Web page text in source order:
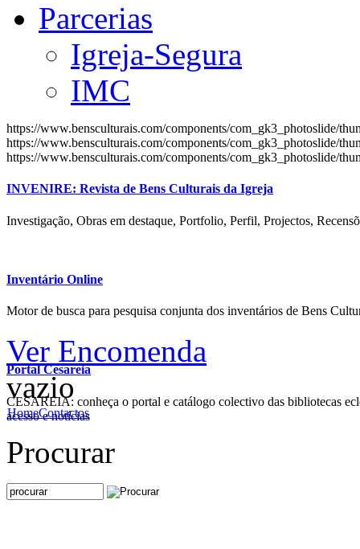
Parcerias
Igreja-Segura
IMC
https://www.bensculturais.com/components/com_gk3_photoslide/
https://www.bensculturais.com/components/com_gk3_photoslide/
https://www.bensculturais.com/components/com_gk3_photoslide/
INVENIRE: Revista de Bens Culturais da Igreja
Investigação, Obras em destaque, Portfolio, Perfil, Projectos,
Inventário Online
Motor de busca para pesquisa conjunta dos inventários de Bens
Portal Cesareia
CESAREIA: conheça o portal e catálogo colectivo das bibliotecas
acesso e notícias
Ver Encomenda
vazio
HomeContactos
Procurar